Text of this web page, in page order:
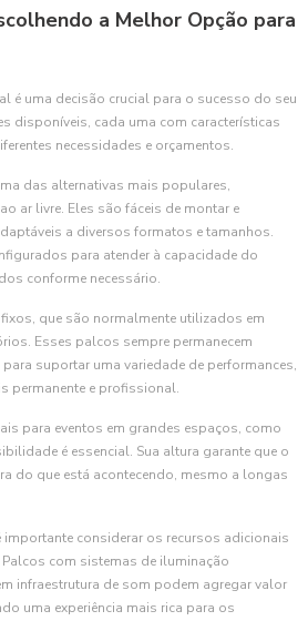
a Melhor Opção para
é uma decisão crucial para o sucesso do seu
disponíveis, cada uma com características
necessidades e orçamentos.
das alternativas mais populares,
ar livre. Eles são fáceis de montar e
a diversos formatos e tamanhos.
para atender à capacidade do
conforme necessário.
que são normalmente utilizados em
Esses palcos sempre permanecem
suportar uma variedade de performances,
permanente e profissional.
para eventos em grandes espaços, como
é essencial. Sua altura garante que o
do que está acontecendo, mesmo a longas
considerar os recursos adicionais
com sistemas de iluminação
infraestrutura de som podem agregar valor
uma experiência mais rica para os